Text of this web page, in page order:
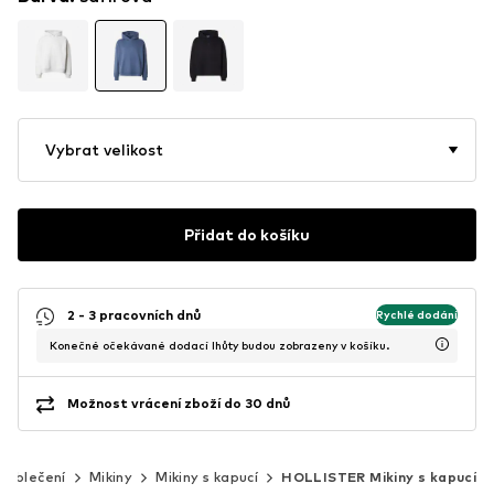
Vybrat velikost
Přidat do košíku
2 - 3 pracovních dnů Rychlé dodání
Konečné očekávané dodací lhůty budou zobrazeny v košíku.
Možnost vrácení zboží do 30 dnů
Oblečení Mikiny Mikiny s kapucí HOLLISTER Mikiny s kapucí